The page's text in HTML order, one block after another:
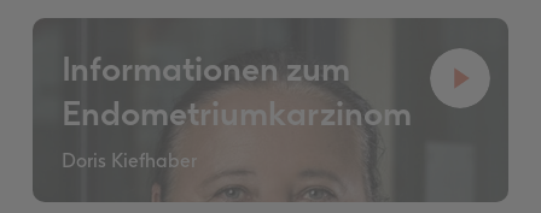
Informationen zum
Endometriumkarzinom
Doris Kiefhaber